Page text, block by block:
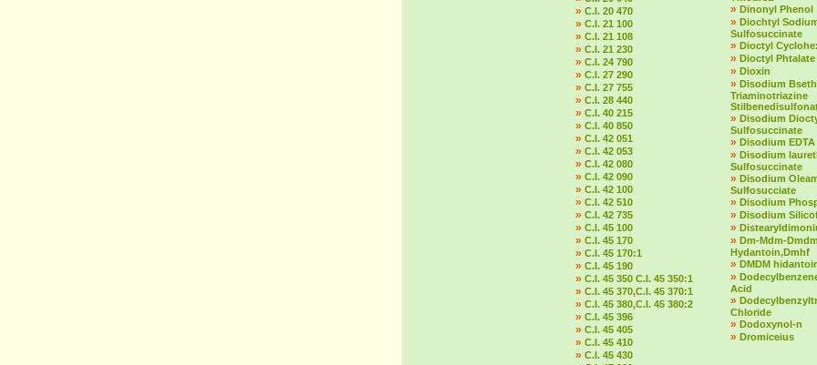
» C.I. 20 470
» C.I. 21 100
» C.I. 21 108
» C.I. 21 230
» C.I. 24 790
» C.I. 27 290
» C.I. 27 755
» C.I. 28 440
» C.I. 40 215
» C.I. 40 850
» C.I. 42 051
» C.I. 42 053
» C.I. 42 080
» C.I. 42 090
» C.I. 42 100
» C.I. 42 510
» C.I. 42 735
» C.I. 45 100
» C.I. 45 170
» C.I. 45 170:1
» C.I. 45 190
» C.I. 45 350 C.I. 45 350:1
» C.I. 45 370,C.I. 45 370:1
» C.I. 45 380,C.I. 45 380:2
» C.I. 45 396
» C.I. 45 405
» C.I. 45 410
» C.I. 45 430
» Dinonyl Phenol
» Diochtyl
Sulfosuccinate
» Dioctyl
» Dioctyl Phtalate
» Dioxin
» Disodium
Triaminotriazine
» Disodium
Sulfosuccinate
» Disodium EDTA
» Disodium
Sulfosuccinate
» Disodium
Sulfosucciate
» Disodium
» Disodium
»
» Dm-Mdm-
Hydantoin,Dmhf
» DMDM
»
Acid
»
Chloride
» Dodoxynol-n
» Dromiceius